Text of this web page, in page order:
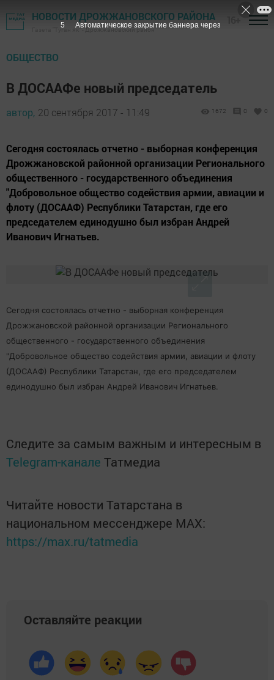
НОВОСТИ ДРОЖЖАНОВСКОГО РАЙОНА
Газета "Туган як" - Дрожжановский район
ОБЩЕСТВО
В ДОСААФе новый председатель
автор, 20 сентября 2017 - 11:49 1672 0 0
Сегодня состоялась отчетно - выборная конференция
Дрожжановской районной организации Регионального
общественного - государственного объединения
"Добровольное общество содействия армии, авиации и
флоту (ДОСААФ) Республики Татарстан, где его
председателем единодушно был избран Андрей
Иванович Игнатьев.
Сегодня состоялась отчетно - выборная конференция
Дрожжановской районной организации Регионального
общественного - государственного объединения
"Добровольное общество содействия армии, авиации и флоту
(ДОСААФ) Республики Татарстан, где его председателем
единодушно был избран Андрей Иванович Игнатьев.
Следите за самым важным и интересным в
Telegram-канале Татмедиа
Читайте новости Татарстана в
национальном мессенджере MАХ:
https://max.ru/tatmedia
Оставляйте реакции
4 Автоматическое закрытие баннера через